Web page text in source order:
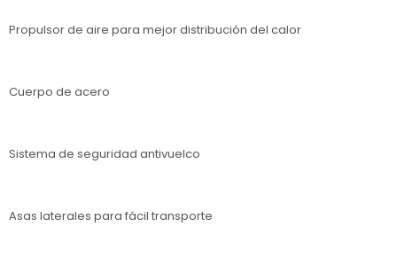
Propulsor de aire para mejor distribución del calor
Cuerpo de acero
Sistema de seguridad antivuelco
Asas laterales para fácil transporte